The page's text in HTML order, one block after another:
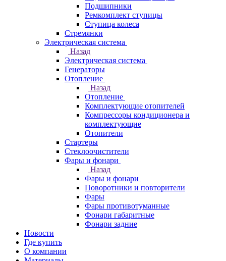
Подшипники
Ремкомплект ступицы
Ступица колеса
Стремянки
Электрическая система
Назад
Электрическая система
Генераторы
Отопление
Назад
Отопление
Комплектующие отопителей
Компрессоры кондиционера и
комплектующие
Отопители
Стартеры
Стеклоочистители
Фары и фонари
Назад
Фары и фонари
Поворотники и повторители
Фары
Фары противотуманные
Фонари габаритные
Фонари задние
Новости
Где купить
О компании